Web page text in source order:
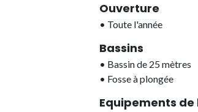
Ouverture
• Toute l'année
Bassins
• Bassin de 25 mètres
• Fosse à plongée
Equipements